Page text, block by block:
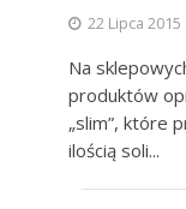
22 Lipca 2015
Na
produktów
„slim”, które
ilością soli...